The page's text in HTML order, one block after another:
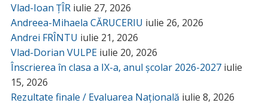
Vlad-Ioan ȚÎR iulie 27, 2026
Andreea-Mihaela CĂRUCERIU iulie 26, 2026
Andrei FRÎNTU iulie 21, 2026
Vlad-Dorian VULPE iulie 20, 2026
Înscrierea în clasa a IX-a, anul școlar 2026-2027 iulie
15, 2026
Rezultate finale / Evaluarea Națională iulie 8, 2026